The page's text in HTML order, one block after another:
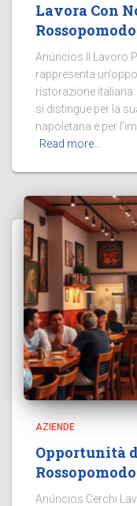
Lavora Con
Anúncios Il Lavoro
rappresenta
ristorazione
si distingue per la
napoletana e per
Read more…
AZIENDE
Opportunità
Anúncios Cerchi